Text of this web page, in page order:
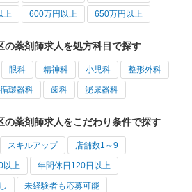
上 600万円以上 650万円以上
の薬剤師求人を処方科目で探す
眼科 精神科 小児科 整形外科
循環器科 歯科 泌尿器科
の薬剤師求人をこだわり条件で探す
スキルアップ 店舗数1～9
以上 年間休日120日以上
未経験者も応募可能